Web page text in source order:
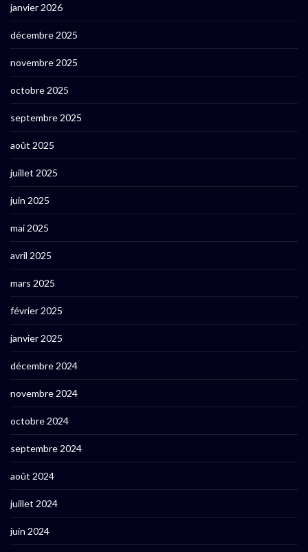
janvier 2026
décembre 2025
novembre 2025
octobre 2025
septembre 2025
août 2025
juillet 2025
juin 2025
mai 2025
avril 2025
mars 2025
février 2025
janvier 2025
décembre 2024
novembre 2024
octobre 2024
septembre 2024
août 2024
juillet 2024
juin 2024